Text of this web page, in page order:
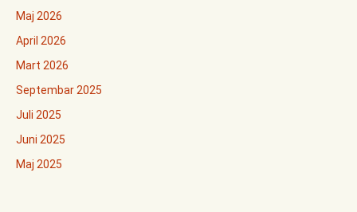
Maj 2026
April 2026
Mart 2026
Septembar 2025
Juli 2025
Juni 2025
Maj 2025